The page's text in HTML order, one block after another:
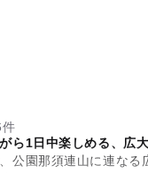
ら1日中楽しめる、広
公園那須連山に連なる